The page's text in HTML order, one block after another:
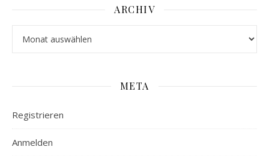
ARCHIV
META
Registrieren
Anmelden